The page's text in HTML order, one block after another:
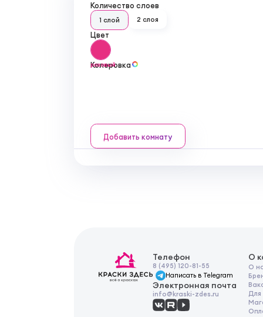
Количество слоев
1 слой 2 слоя
Цвет
розовый
Колеровка
Добавить комнату
Телефон
8 (495) 120-81-55
Написать в Telegram
Электронная почта
info@kraski-zdes.ru
О
О
Для